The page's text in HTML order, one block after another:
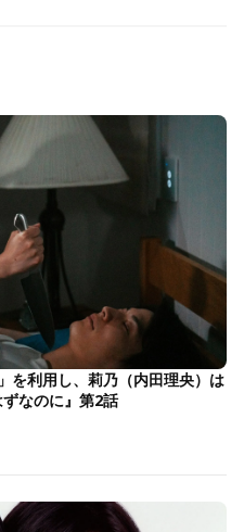
を利用し、莉乃（内田理央）は
なのに』第2話